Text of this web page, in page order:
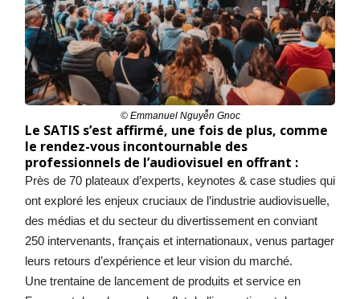
© Emmanuel Nguyễn Gnoc
Le SATIS s’est affirmé, une fois de plus, comme
le rendez-vous incontournable des
professionnels de l’audiovisuel en offrant :
Près de 70 plateaux d’experts, keynotes & case studies qui
ont exploré les enjeux cruciaux de l’industrie audiovisuelle,
des médias et du secteur du divertissement en conviant
250 intervenants, français et internationaux, venus partager
leurs retours d’expérience et leur vision du marché.
Une trentaine de lancement de produits et service en